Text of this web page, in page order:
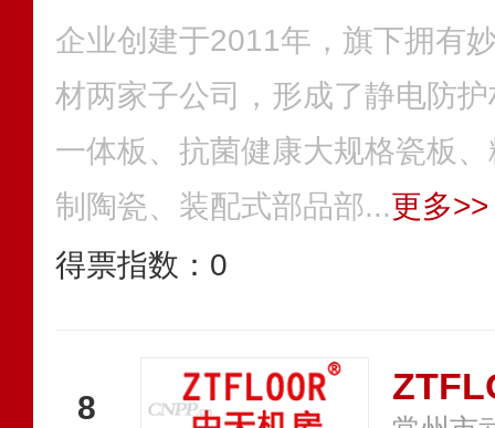
企业创建于2011年，旗下拥有
材两家子公司，形成了静电防
一体板、抗菌健康大规格瓷板
制陶瓷、装配式部品部...更多>>
得票指数： 0
8